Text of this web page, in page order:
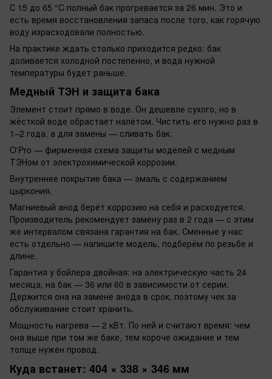
С 15 до 65 °C полный бак прогревается за 26 мин. Это и
есть время восстановления запаса после того, как горячую
воду израсходовали полностью.
На практике ждать столько приходится редко: бак
доливается холодной постепенно, и вода нужной
температуры будет раньше.
Медный ТЭН и защита бака
Элемент стоит прямо в воде. Он дешевле сухого, но в
жёсткой воде обрастает налётом. Чистить его нужно раз в
1–2 года, а для замены — сливать бак.
O'Pro — фирменная схема защиты моделей с медным
ТЭНом от электрохимической коррозии.
Внутреннее покрытие бака — эмаль с содержанием
цыркония.
Магниевый анод берёт коррозию на себя и расходуется.
Производитель рекомендует замену раз в 2 года — с этим
же интервалом связана гарантия на бак. Сменные у нас
есть отдельно — напишите модель, подберём по резьбе и
длине.
Гарантия у бойлера двойная: на электрическую часть 24
месяца, на бак — 36 или 60 в зависимости от серии.
Держится она на замене анода в срок, поэтому чек за
обслуживание стоит хранить.
Мощность нагрева — 2 кВт. По ней и считают время: чем
она выше при том же баке, тем короче ожидание и тем
толще нужен провод.
Куда встанет: 404 × 338 × 346 мм